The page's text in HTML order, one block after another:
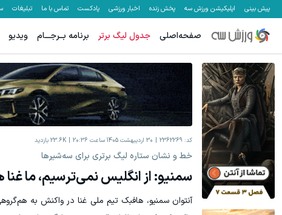
پیش بینی اپلیکیشن ورزش سه پخش زنده اخبار ورزشی پادکست تماس با ما تبلیغات
صفحه‌اصلی جدول لیگ برتر برنامه بــرجـــام ویدیو
کد: 2362269 30 اردیبهشت 1405 ساعت 20:36 23.6K بازدید
خط و نشان ستاره لیگ برتری برای سه‌شیرها
سمنیو: از انگلیس نمی‌ترسیم، ما